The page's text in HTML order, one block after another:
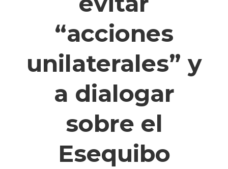
“acciones
unilaterales” y
a dialogar
sobre el
Esequibo